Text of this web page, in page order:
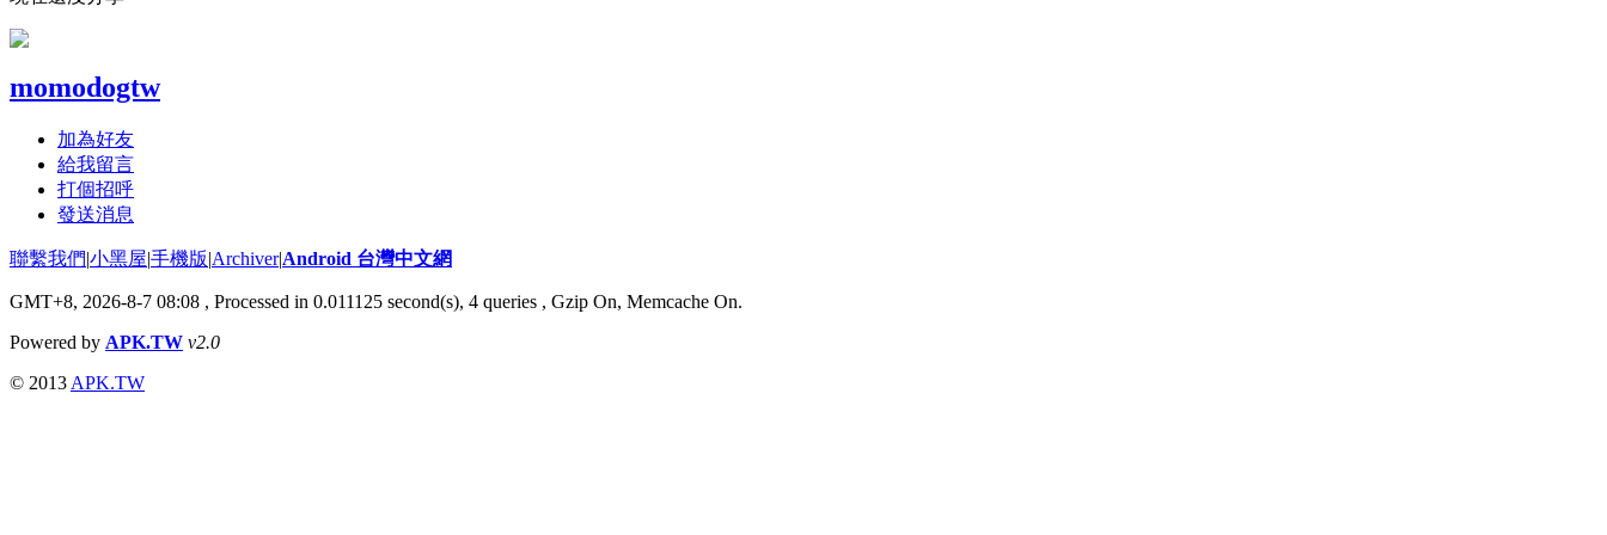
momodogtw
加為好友
給我留言
打個招呼
發送消息
聯繫我們|小黑屋|手機版|Archiver|Android 台灣中文網
GMT+8, 2026-8-7 08:08 , Processed in 0.011125 second(s), 4 queries , Gzip On, Memcache On.
Powered by APK.TW v2.0
© 2013 APK.TW